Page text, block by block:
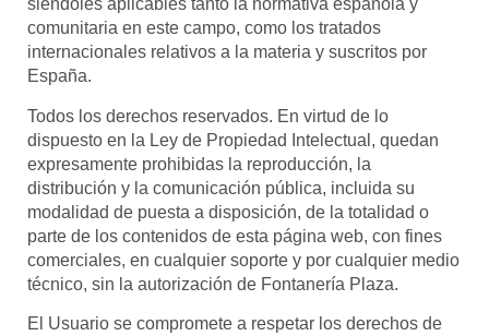
siéndoles aplicables tanto la normativa española y
comunitaria en este campo, como los tratados
internacionales relativos a la materia y suscritos por
España.
Todos los derechos reservados. En virtud de lo
dispuesto en la Ley de Propiedad Intelectual, quedan
expresamente prohibidas la reproducción, la
distribución y la comunicación pública, incluida su
modalidad de puesta a disposición, de la totalidad o
parte de los contenidos de esta página web, con fines
comerciales, en cualquier soporte y por cualquier medio
técnico, sin la autorización de Fontanería Plaza.
El Usuario se compromete a respetar los derechos de